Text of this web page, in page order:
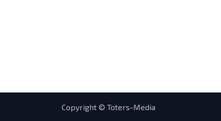
Copyright © Toters-Media